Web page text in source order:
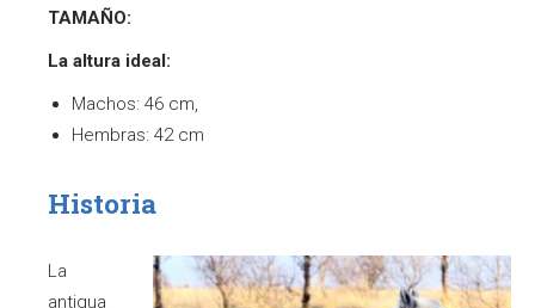
TAMAÑO:
La altura ideal:
Machos: 46 cm,
Hembras: 42 cm
Historia
La
antigua